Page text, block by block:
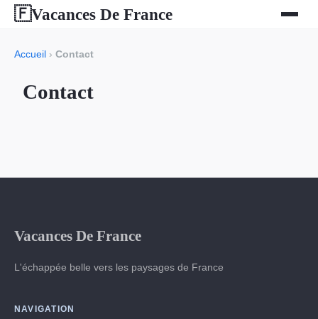
🇫Vacances De France
Accueil › Contact
Contact
Vacances De France
L'échappée belle vers les paysages de France
NAVIGATION